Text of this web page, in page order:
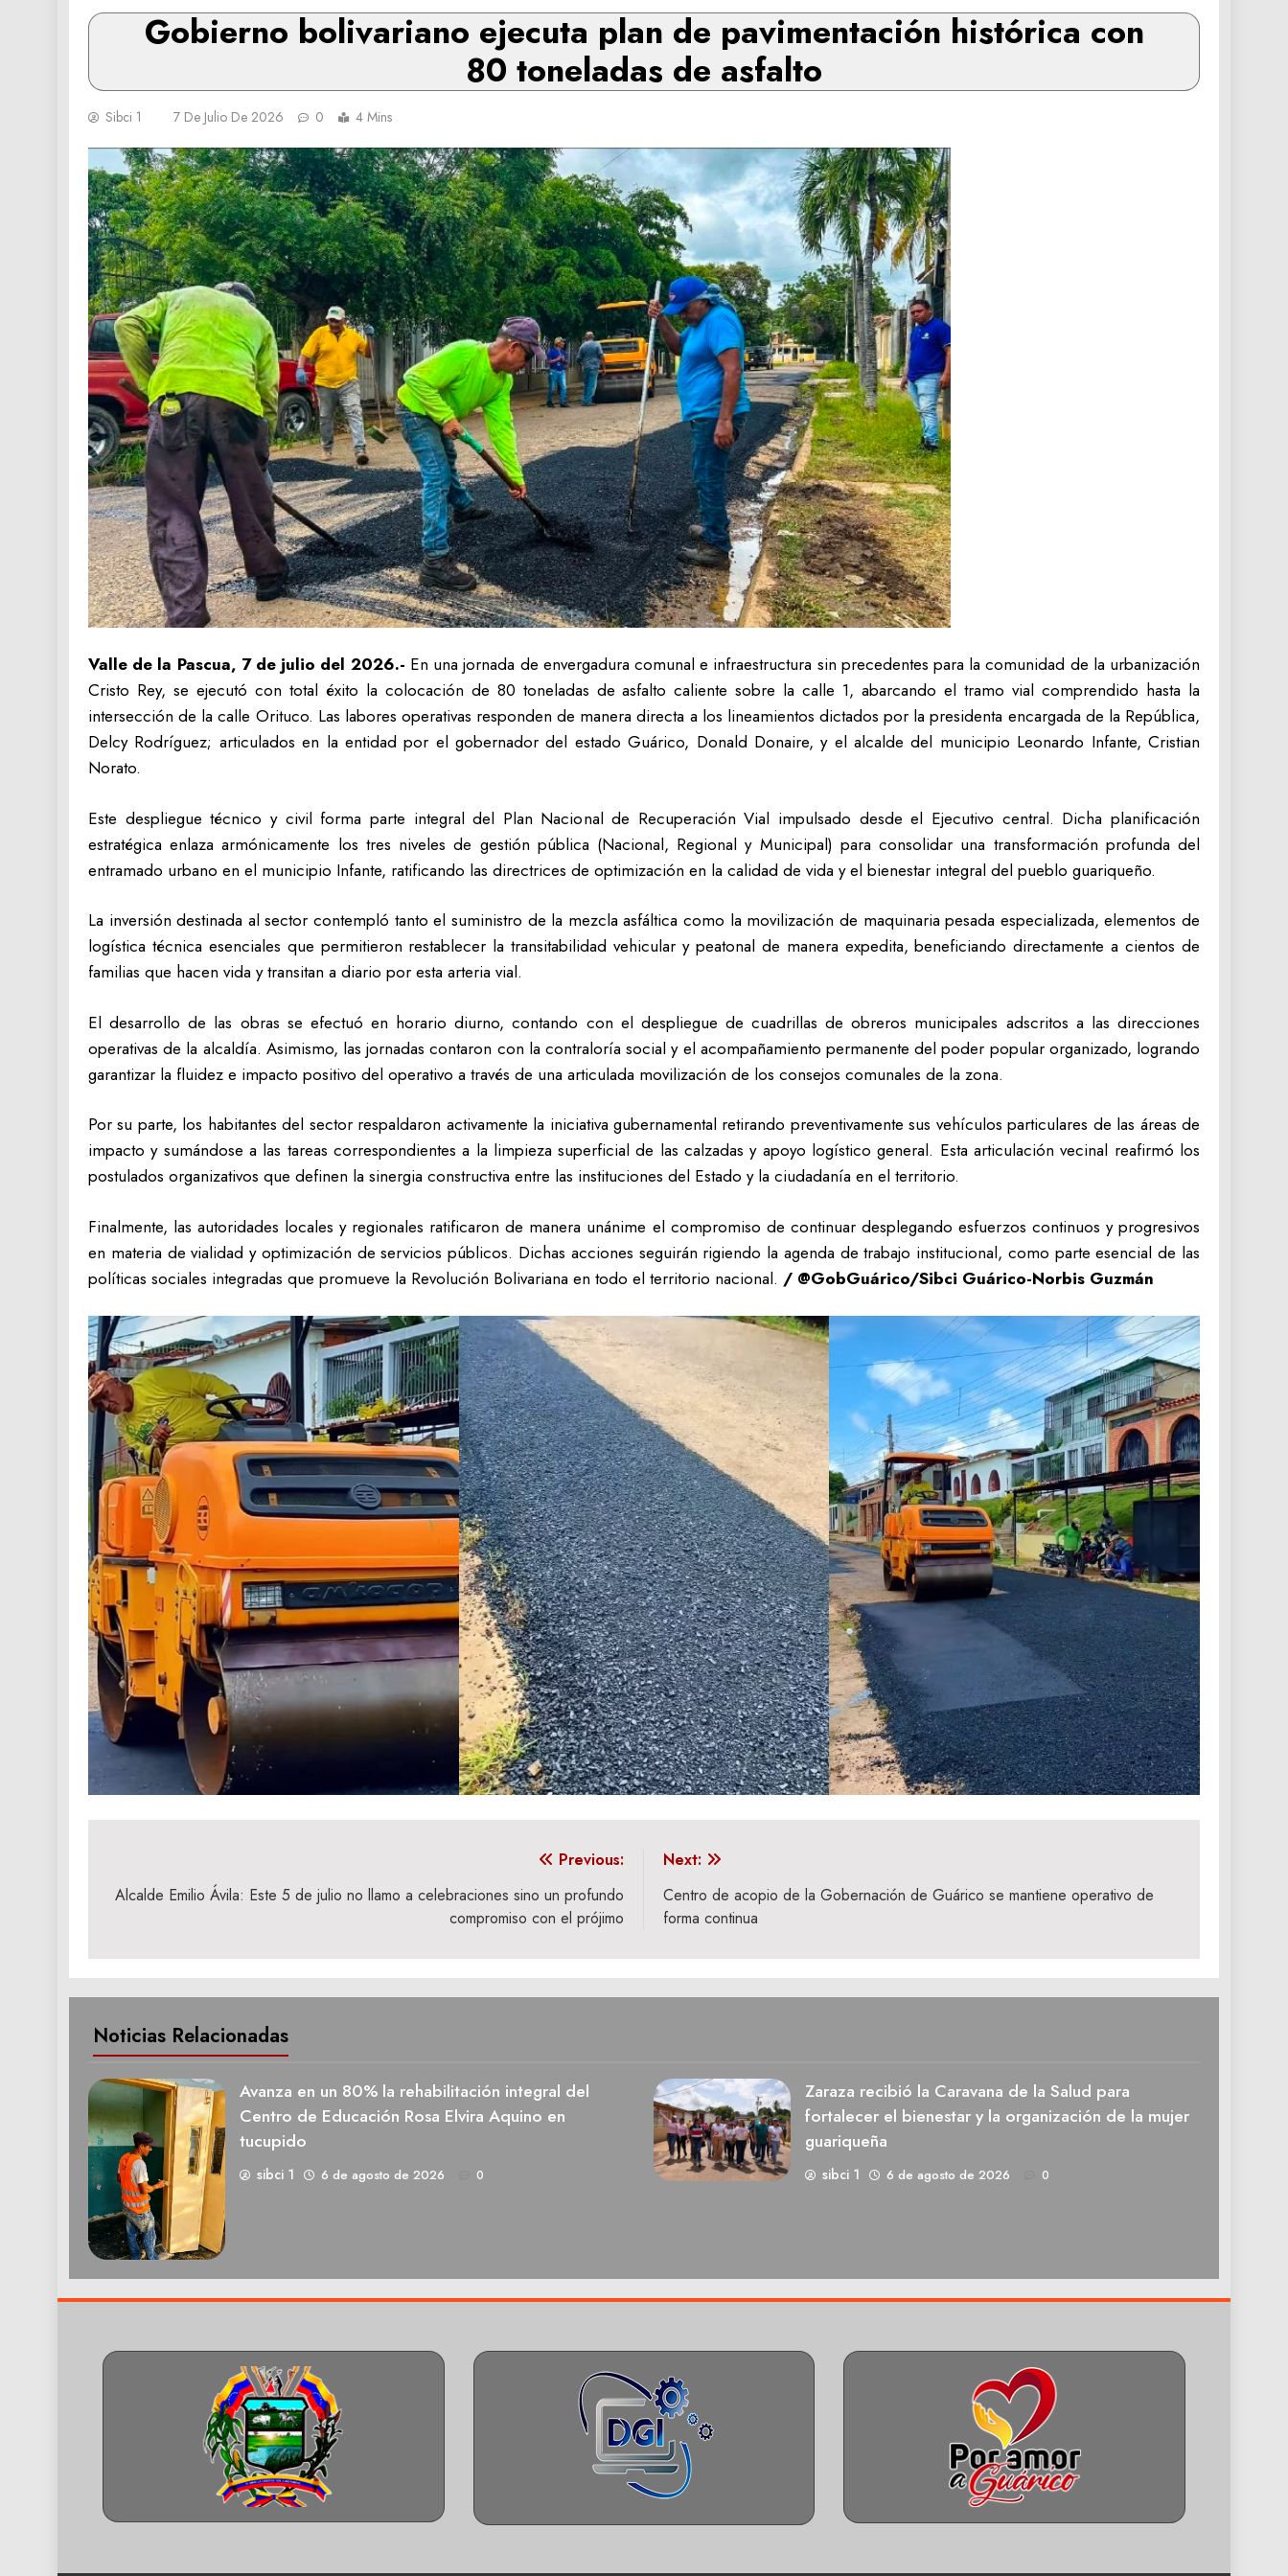
Gobierno bolivariano ejecuta plan de pavimentación histórica con
80 toneladas de asfalto
Sibci 1 7 De Julio De 2026 0 4 Mins
Valle de la Pascua, 7 de julio del 2026.- En una jornada de envergadura comunal e infraestructura sin precedentes para la comunidad de la urbanización
Cristo Rey, se ejecutó con total éxito la colocación de 80 toneladas de asfalto caliente sobre la calle 1, abarcando el tramo vial comprendido hasta la
intersección de la calle Orituco. Las labores operativas responden de manera directa a los lineamientos dictados por la presidenta encargada de la República,
Delcy Rodríguez; articulados en la entidad por el gobernador del estado Guárico, Donald Donaire, y el alcalde del municipio Leonardo Infante, Cristian
Norato.
Este despliegue técnico y civil forma parte integral del Plan Nacional de Recuperación Vial impulsado desde el Ejecutivo central. Dicha planificación
estratégica enlaza armónicamente los tres niveles de gestión pública (Nacional, Regional y Municipal) para consolidar una transformación profunda del
entramado urbano en el municipio Infante, ratificando las directrices de optimización en la calidad de vida y el bienestar integral del pueblo guariqueño.
La inversión destinada al sector contempló tanto el suministro de la mezcla asfáltica como la movilización de maquinaria pesada especializada, elementos de
logística técnica esenciales que permitieron restablecer la transitabilidad vehicular y peatonal de manera expedita, beneficiando directamente a cientos de
familias que hacen vida y transitan a diario por esta arteria vial.
El desarrollo de las obras se efectuó en horario diurno, contando con el despliegue de cuadrillas de obreros municipales adscritos a las direcciones
operativas de la alcaldía. Asimismo, las jornadas contaron con la contraloría social y el acompañamiento permanente del poder popular organizado, logrando
garantizar la fluidez e impacto positivo del operativo a través de una articulada movilización de los consejos comunales de la zona.
Por su parte, los habitantes del sector respaldaron activamente la iniciativa gubernamental retirando preventivamente sus vehículos particulares de las áreas de
impacto y sumándose a las tareas correspondientes a la limpieza superficial de las calzadas y apoyo logístico general. Esta articulación vecinal reafirmó los
postulados organizativos que definen la sinergia constructiva entre las instituciones del Estado y la ciudadanía en el territorio.
Finalmente, las autoridades locales y regionales ratificaron de manera unánime el compromiso de continuar desplegando esfuerzos continuos y progresivos
en materia de vialidad y optimización de servicios públicos. Dichas acciones seguirán rigiendo la agenda de trabajo institucional, como parte esencial de las
políticas sociales integradas que promueve la Revolución Bolivariana en todo el territorio nacional. / @GobGuárico/Sibci Guárico-Norbis Guzmán
de
Previous:
Alcalde Emilio Ávila: Este 5 de julio no llamo a celebraciones sino un profundo
compromiso con el prójimo
Next:
Centro de acopio de la Gobernación de Guárico se mantiene operativo de
forma continua
Noticias Relacionadas
Avanza en un 80% la rehabilitación integral del
Centro de Educación Rosa Elvira Aquino en
tucupido
sibci 1 6 de agosto de 2026 0
Zaraza recibió la Caravana de la Salud para
fortalecer el bienestar y la organización de la mujer
guariqueña
sibci 1 6 de agosto de 2026 0